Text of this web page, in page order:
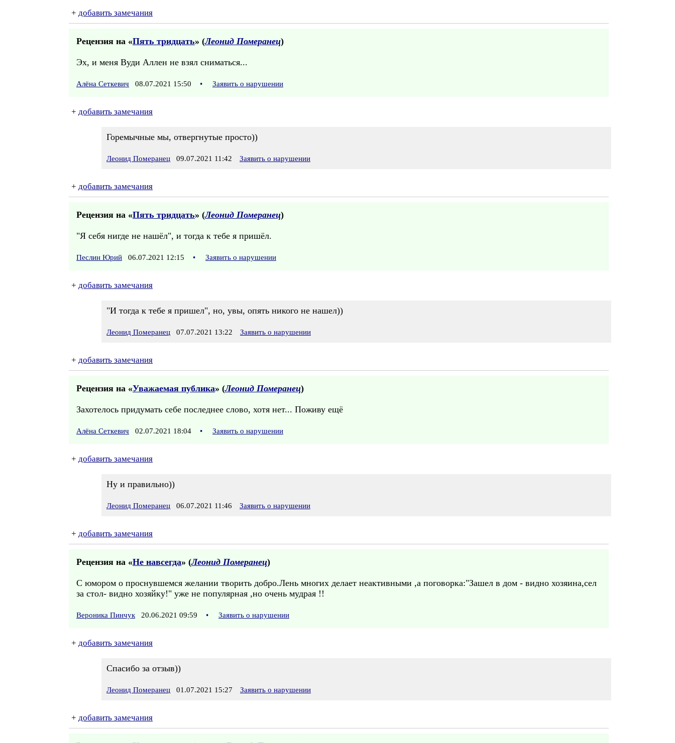
+ добавить замечания
Рецензия на «Пять тридцать» (Леонид Померанец)
Эх, и меня Вуди Аллен не взял сниматься...
Алёна Сеткевич 08.07.2021 15:50 • Заявить о нарушении
+ добавить замечания
Горемычные мы, отвергнутые просто))
Леонид Померанец 09.07.2021 11:42 Заявить о нарушении
+ добавить замечания
Рецензия на «Пять тридцать» (Леонид Померанец)
"Я себя нигде не нашёл", и тогда к тебе я пришёл.
Песлин Юрий 06.07.2021 12:15 • Заявить о нарушении
+ добавить замечания
"И тогда к тебе я пришел", но, увы, опять никого не нашел))
Леонид Померанец 07.07.2021 13:22 Заявить о нарушении
+ добавить замечания
Рецензия на «Уважаемая публика» (Леонид Померанец)
Захотелось придумать себе последнее слово, хотя нет... Поживу ещё
Алёна Сеткевич 02.07.2021 18:04 • Заявить о нарушении
+ добавить замечания
Ну и правильно))
Леонид Померанец 06.07.2021 11:46 Заявить о нарушении
+ добавить замечания
Рецензия на «Не навсегда» (Леонид Померанец)
С юмором о проснувшемся желании творить добро.Лень многих делает неактивными ,а поговорка:"Зашел в дом - видно хозяина,сел
за стол- видно хозяйку!" уже не популярная ,но очень мудрая !!
Вероника Пинчук 20.06.2021 09:59 • Заявить о нарушении
+ добавить замечания
Спасибо за отзыв))
Леонид Померанец 01.07.2021 15:27 Заявить о нарушении
+ добавить замечания